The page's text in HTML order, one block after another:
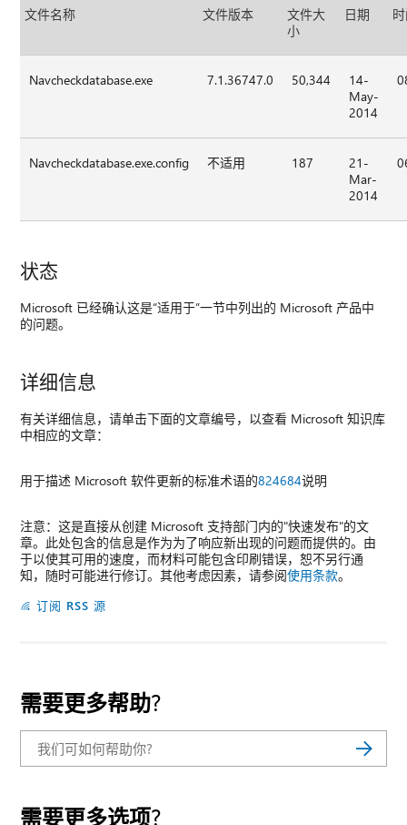
文件名称 文件版本
文件大
小
日期
Navcheckdatabase.exe 7.1.36747.0 50,344
14-
May-
2014
Navcheckdatabase.exe.config 不适用 187
21-
Mar-
2014
状态
Microsoft 已经确认这是“适用于”一节中列出的 Microsoft 产品中
的问题。
详细信息
有关详细信息，请单击下面的文章编号，以查看 Microsoft 知识库
中相应的文章：
用于描述 Microsoft 软件更新的标准术语的824684说明
注意：这是直接从创建 Microsoft 支持部门内的"快速发布"的文
章。此处包含的信息是作为为了响应新出现的问题而提供的。由
于以使其可用的速度，而材料可能包含印刷错误，恕不另行通
知，随时可能进行修订。其他考虑因素，请参阅使用条款。
订阅 RSS 源
需要更多帮助?
需要更多选项?